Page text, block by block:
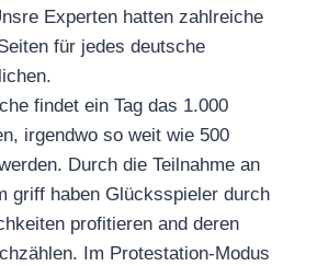
Experten hatten zahlreiche
für jedes deutsche
findet ein Tag das 1.000
irgendwo so weit wie 500
Durch die Teilnahme an
griff haben Glücksspieler durch
profitieren and deren
Im Protestation-Modus